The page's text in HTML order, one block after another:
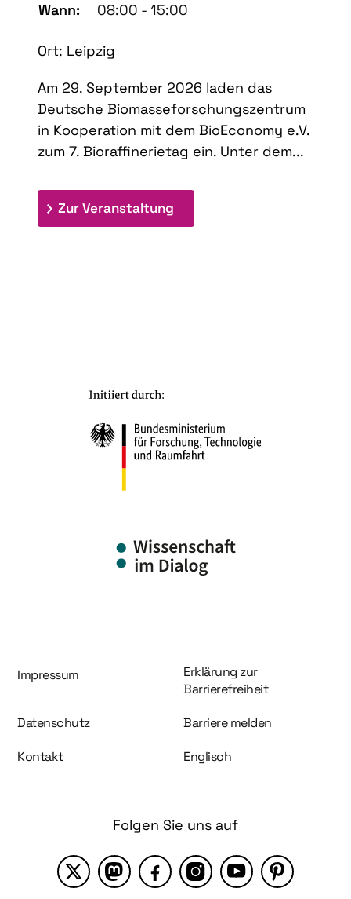
Wann:
08:00 - 15:00
Ort: Leipzig
Am 29. September 2026 laden das
Deutsche Biomasseforschungszentrum
in Kooperation mit dem BioEconomy e.V.
zum 7. Bioraffinerietag ein. Unter dem...
Zur Veranstaltung
Information und Service
Impressum
Erklärung zur
Barrierefreiheit
Datenschutz Barriere melden
Kontakt Englisch
Folgen Sie uns auf